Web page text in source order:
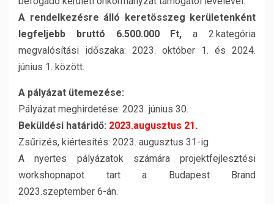
A rendelkezésre álló keretösszeg kerületenként
legfeljebb bruttó 6.500.000 Ft, a 2.kategória
megvalósítási időszaka: 2023. október 1. és 2024.
június 1. között.
A pályázat ütemezése:
Pályázat meghirdetése: 2023. június 30.
Beküldési határidő: 2023.augusztus 21.
Zsűrizés, kiértesítés: 2023. augusztus 31-ig
A nyertes pályázatok számára projektfejlesztési
workshopnapot tart a Budapest Brand
2023.szeptember 6-án.